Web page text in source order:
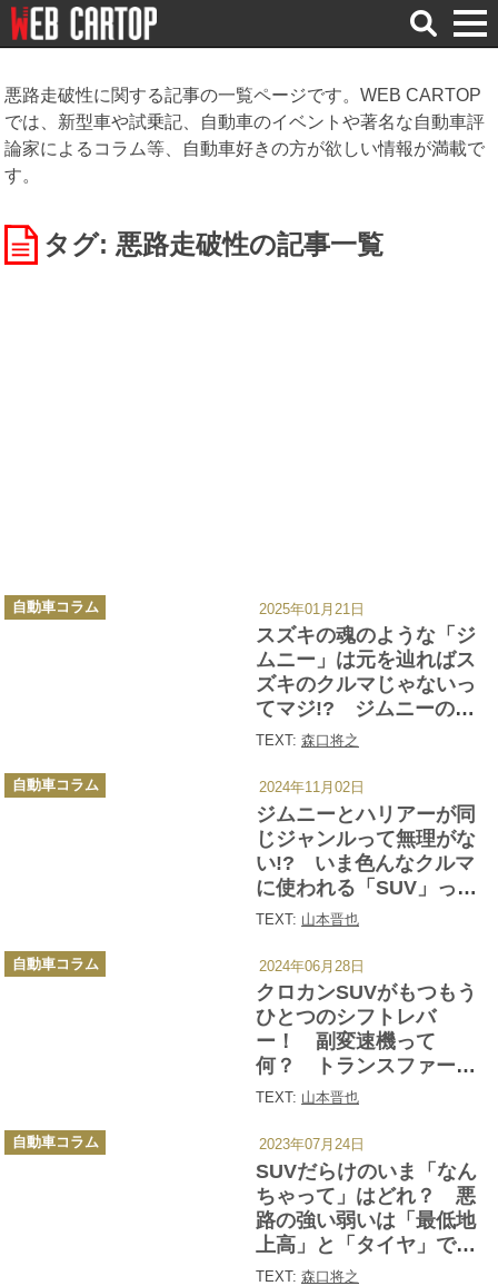
検
索
悪路走破性に関する記事の一覧ページです。WEB CARTOP
では、新型車や試乗記、自動車のイベントや著名な自動車評
論家によるコラム等、自動車好きの方が欲しい情報が満載で
す。
タグ: 悪路走破性の記事一覧
スズキの魂のような「ジ
ムニー」は元を辿ればス
ズキのクルマじゃないっ
てマジ!? ジムニーの出
自と最強オフローダーと
TEXT: 森口将之
カ
テ
自動車コラム 2025年01月21日
ジムニーとハリアーが同
じジャンルって無理がな
い!? いま色んなクルマ
に使われる「SUV」って
何？
TEXT: 山本晋也
カ
テ
自動車コラム 2024年11月02日
クロカンSUVがもつもう
ひとつのシフトレバ
ー！ 副変速機って
何？ トランスファーと
何が違う？
TEXT: 山本晋也
カ
テ
自動車コラム 2024年06月28日
SUVだらけのいま「なん
ちゃって」はどれ？ 悪
路の強い弱いは「最低地
上高」と「タイヤ」でチ
ェックが正解だった
TEXT: 森口将之
カ
テ
自動車コラム 2023年07月24日